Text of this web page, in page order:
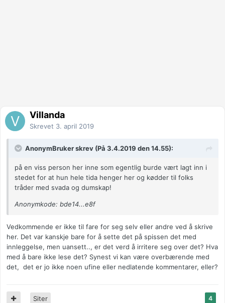
Villanda
Skrevet 3. april 2019
AnonymBruker skrev (På 3.4.2019 den 14.55):
på en viss person her inne som egentlig burde vært lagt inn i
stedet for at hun hele tida henger her og kødder til folks
tråder med svada og dumskap!
Anonymkode: bde14...e8f
Vedkommende er ikke til fare for seg selv eller andre ved å skrive
her. Det var kanskje bare for å sette det på spissen det med
innleggelse, men uansett.., er det verd å irritere seg over det? Hva
med å bare ikke lese det? Synest vi kan være overbærende med
det, det er jo ikke noen ufine eller nedlatende kommentarer, eller?
4
Siter